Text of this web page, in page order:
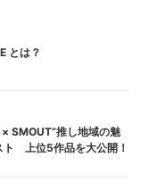
とは？
SMOUT”推し地域の魅
ト 上位5作品を大公開！